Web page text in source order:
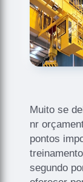
Muito se
nr
pontos
segundo